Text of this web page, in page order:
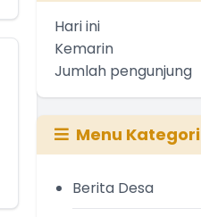
Hari ini
Kemarin
Jumlah pengunjung
Menu Kategori
Berita Desa